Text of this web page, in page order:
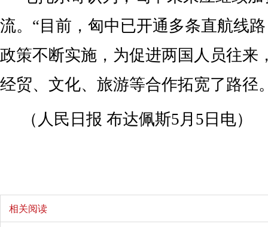
流。“目前，匈中已开通多条直航线
政策不断实施，为促进两国人员往来
经贸、文化、旅游等合作拓宽了路径
（人民日报 布达佩斯5月5日电）
相关阅读